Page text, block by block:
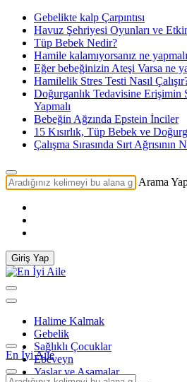
Gebelikte kalp Çarpıntısı
Havuz Şehriyesi Oyunları ve
Tüp Bebek Nedir?
Hamile kalamıyorsanız ne yapmalı
Eğer bebeğinizin Ateşi Varsa ne
Hamilelik Stres Testi Nasıl
Doğurganlık Tedavisine Erişimin
Yapmalı
Bebeğin Ağzında Epstein İnciler
15 Kısırlık, Tüp Bebek ve
Çalışma Sırasında Sırt
Arama
Giriş Yap
Halime Kalmak
Gebelik
Sağlıklı Çocuklar
Ebeveyn
Yaşlar ve Aşamalar
En İyi Aile